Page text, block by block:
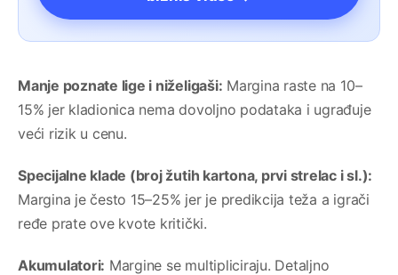
Manje poznate lige i niželigaši: Margina raste na 10–
15% jer kladionica nema dovoljno podataka i ugrađuje
veći rizik u cenu.
Specijalne klade (broj žutih kartona, prvi strelac i sl.):
Margina je često 15–25% jer je predikcija teža a igrači
ređe prate ove kvote kritički.
Akumulatori: Margine se multipliciraju. Detaljno